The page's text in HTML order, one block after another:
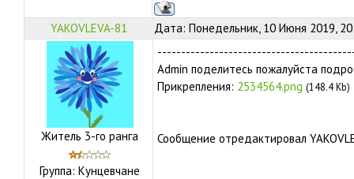
YAKOVLEVA-81 Дата: Понедельник, 10 Июня 2019,
Житель 3-го ранга
Группа: Кунцевчане
Admin поделитесь пожалуйста
Прикрепления: 2534564.png (148.4 Kb)
Сообщение отредактировал